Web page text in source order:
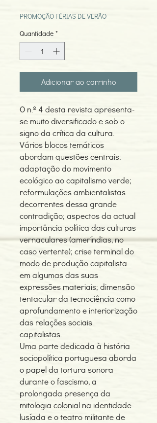
PROMOÇÃO FÉRIAS DE VERÃO
Quantidade *
Adicionar ao carrinho
O n.º 4 desta revista apresenta-
se muito diversificado e sob o
signo da crítica da cultura.
Vários blocos temáticos
abordam questões centrais:
adaptação do movimento
ecológico ao capitalismo verde;
reformulações ambientalistas
decorrentes dessa grande
contradição; aspectos da actual
importância política das culturas
vernaculares (ameríndias, no
caso vertente); crise terminal do
modo de produção capitalista
em algumas das suas
expressões materiais; dimensão
tentacular da tecnociência como
aprofundamento e interiorização
das relações sociais
capitalistas.
Uma parte dedicada à história
sociopolítica portuguesa aborda
o papel da tortura sonora
durante o fascismo, a
prolongada presença da
mitologia colonial na identidade
lusíada e o teatro militante de